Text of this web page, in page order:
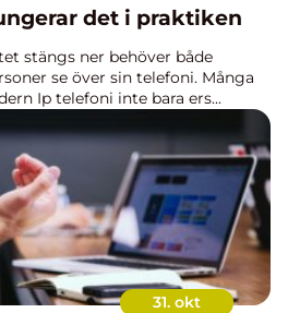
så fungerar det i praktiken
stängs ner behöver både
se över sin telefoni. Många
Ip telefoni inte bara ers...
31. okt